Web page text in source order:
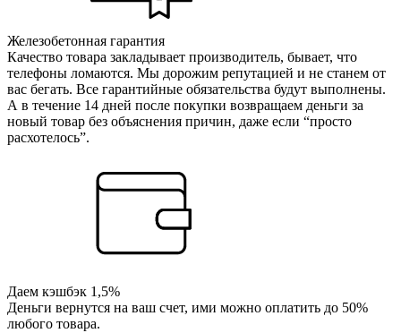
Железобетонная гарантия
Качество товара закладывает производитель, бывает, что
телефоны ломаются. Мы дорожим репутацией и не станем от
вас бегать. Все гарантийные обязательства будут выполнены.
А в течение 14 дней после покупки возвращаем деньги за
новый товар без объяснения причин, даже если “просто
расхотелось”.
Даем кэшбэк 1,5%
Деньги вернутся на ваш счет, ими можно оплатить до 50%
любого товара.